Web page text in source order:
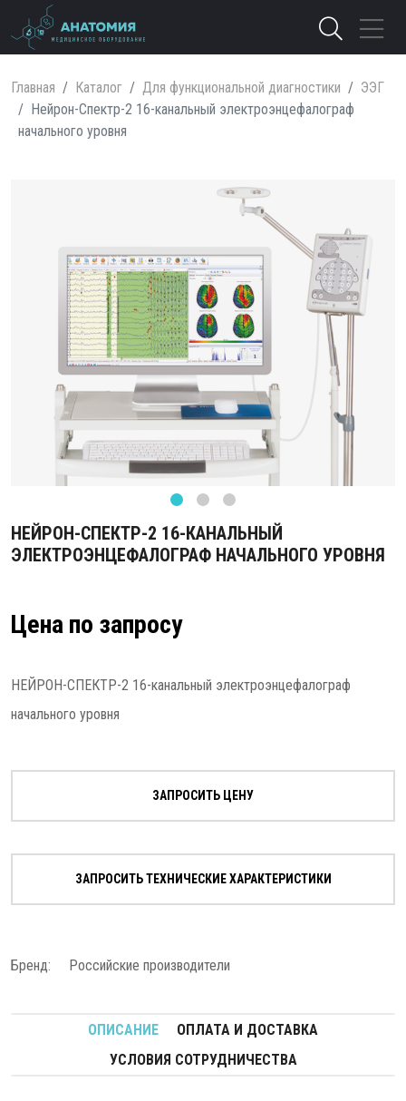
Главная Каталог Для функциональной диагностики
ЭЭГ
Нейрон-Спектр-2 16-канальный электроэнцефалограф
начального уровня
НЕЙРОН-СПЕКТР-2 16-КАНАЛЬНЫЙ
ЭЛЕКТРОЭНЦЕФАЛОГРАФ НАЧАЛЬНОГО УРОВНЯ
Цена по запросу
НЕЙРОН-СПЕКТР-2 16-канальный электроэнцефалограф
начального уровня
ЗАПРОСИТЬ ЦЕНУ
ЗАПРОСИТЬ ТЕХНИЧЕСКИЕ ХАРАКТЕРИСТИКИ
Бренд: Российские производители
ОПИСАНИЕ
ОПЛАТА И ДОСТАВКА
УСЛОВИЯ СОТРУДНИЧЕСТВА